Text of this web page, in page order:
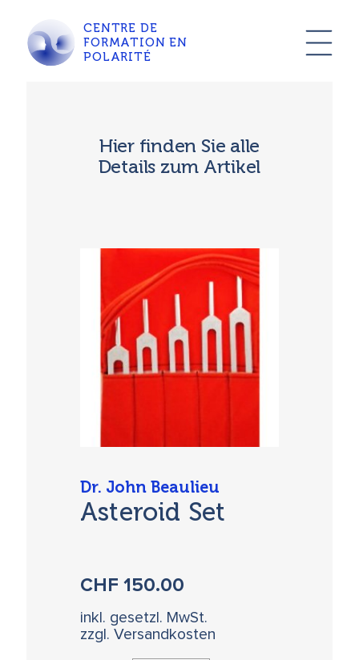
CENTRE DE
FORMATION EN
POLARITÉ
Hier finden Sie alle
Details zum Artikel
Dr. John Beaulieu
Asteroid Set
CHF150.00
inkl. gesetzl. MwSt.
zzgl. Versandkosten